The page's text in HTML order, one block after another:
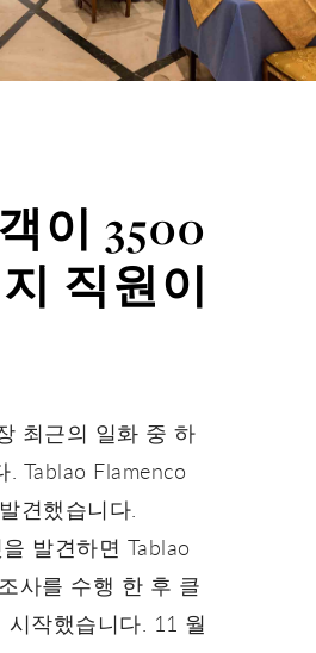
이 3500
직원이
최근의 일화 중 하
Tablao Flamenco
견했습니다.
발견하면 Tablao
사를 수행 한 후 클
작했습니다. 11 월